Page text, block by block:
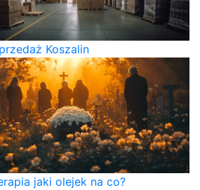
Koszalin
jaki olejek na co?